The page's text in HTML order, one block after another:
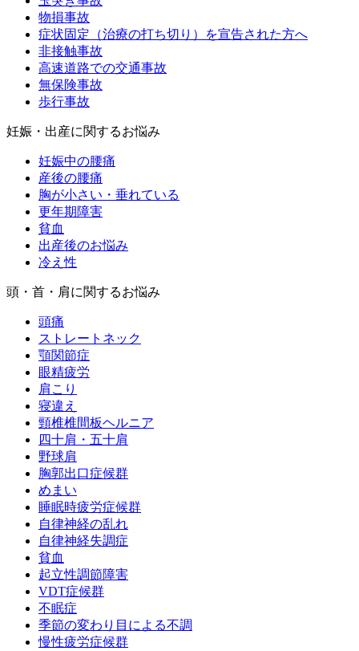
物損事故
症状固定（治療の打ち切り）を宣告された方へ
非接触事故
高速道路での交通事故
無保険事故
歩行事故
妊娠・出産に関するお悩み
妊娠中の腰痛
産後の腰痛
胸が小さい・垂れている
更年期障害
貧血
出産後のお悩み
冷え性
頭・首・肩に関するお悩み
頭痛
ストレートネック
顎関節症
眼精疲労
肩こり
寝違え
頸椎椎間板ヘルニア
四十肩・五十肩
野球肩
胸郭出口症候群
めまい
睡眠時疲労症候群
自律神経の乱れ
自律神経失調症
貧血
起立性調節障害
VDT症候群
不眠症
季節の変わり目による不調
慢性疲労症候群